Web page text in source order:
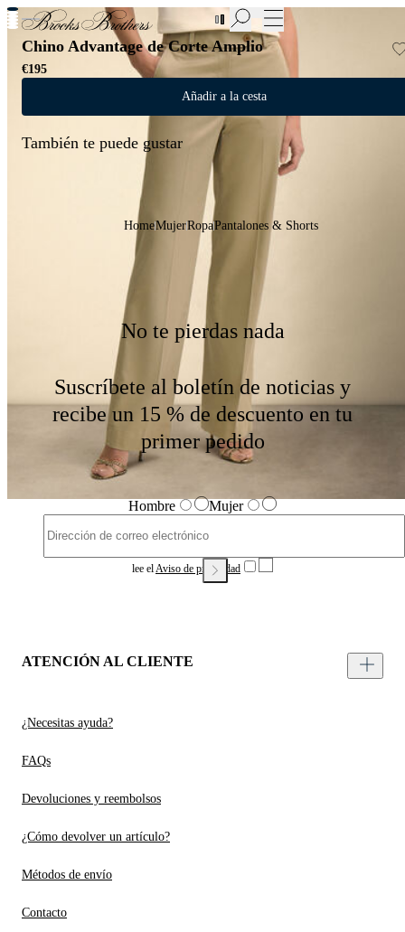
Nuevas incorporaciones a las Rebajas | Hasta 50%
Chino Advantage de Corte Amplio
€195
Añadir a la cesta
También te puede gustar
HomeMujerRopaPantalones & Shorts
No te pierdas nada
Suscríbete al boletín de noticias y
recibe un 15 % de descuento en tu
primer pedido
Hombre Mujer
lee elAviso de privacidad
ATENCIÓN AL CLIENTE
¿Necesitas ayuda?
FAQs
Devoluciones y reembolsos
¿Cómo devolver un artículo?
Métodos de envío
Contacto